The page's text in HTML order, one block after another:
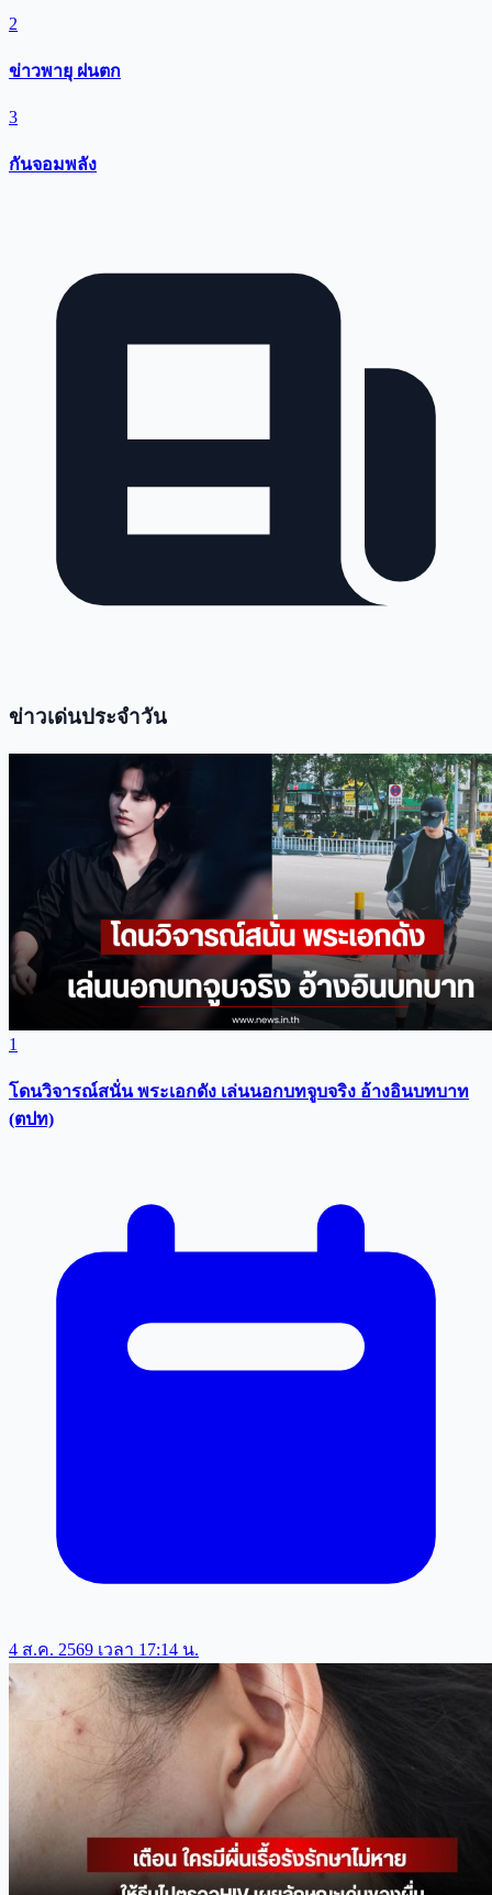
2
ข่าวพายุ ฝนตก
3
กันจอมพลัง
ข่าวเด่นประจำวัน
1
โดนวิจารณ์สนั่น พระเอกดัง เล่นนอกบทจูบจริง อ้างอินบทบาท
(ตปท)
4 ส.ค. 2569 เวลา 17:14 น.